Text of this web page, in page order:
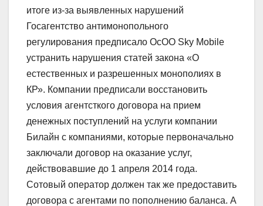
итоге из-за выявленных нарушений
Госагентство антимонопольного
регулирования предписало ОсОО Sky Mobile
устранить нарушения статей закона «О
естественных и разрешенных монополиях в
КР». Компании предписали восстановить
условия агентсткого договора на прием
денежных поступлений на услуги компании
Билайн с компаниями, которые первоначально
заключали договор на оказание услуг,
действовавшие до 1 апреля 2014 года.
Сотовый оператор должен так же предоставить
договора с агентами по пополнению баланса. А